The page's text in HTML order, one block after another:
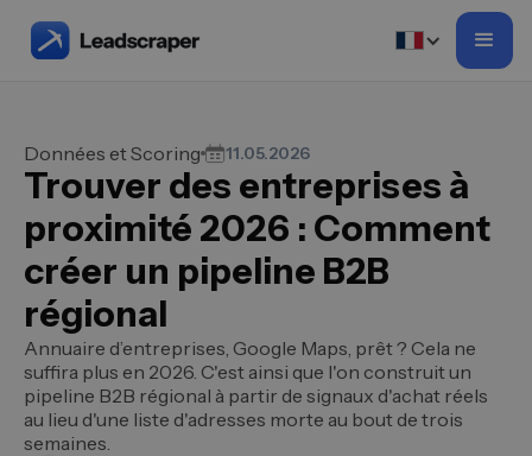
Données et Scoring 11.05.2026
Trouver des entreprises à
proximité 2026 : Comment
créer un pipeline B2B
régional
Annuaire d’entreprises, Google Maps, prêt ? Cela ne
suffira plus en 2026. C'est ainsi que l'on construit un
pipeline B2B régional à partir de signaux d'achat réels
au lieu d'une liste d'adresses morte au bout de trois
semaines.